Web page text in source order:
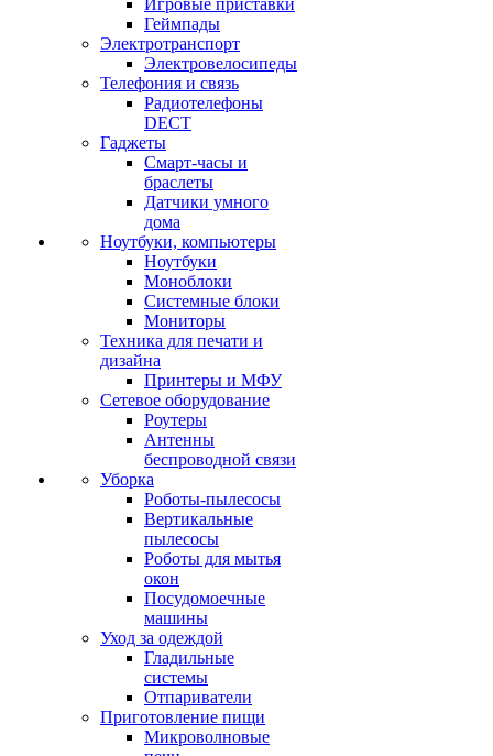
Игровые приставки
Геймпады
Электротранспорт
Электровелосипеды
Телефония и связь
Радиотелефоны
DECT
Гаджеты
Смарт-часы и
браслеты
Датчики умного
дома
Ноутбуки, компьютеры
Ноутбуки
Моноблоки
Системные блоки
Мониторы
Техника для печати и
дизайна
Принтеры и МФУ
Сетевое оборудование
Роутеры
Антенны
беспроводной связи
Уборка
Роботы-пылесосы
Вертикальные
пылесосы
Роботы для мытья
окон
Посудомоечные
машины
Уход за одеждой
Гладильные
системы
Отпариватели
Приготовление пищи
Микроволновые